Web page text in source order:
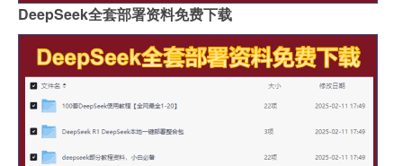
DeepSeek全套部署资料免费下载